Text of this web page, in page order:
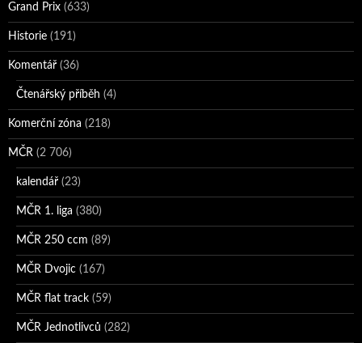
Grand Prix (633)
Historie (191)
Komentář (36)
Čtenářský příběh (4)
Komerční zóna (218)
MČR (2 706)
kalendář (23)
MČR 1. liga (380)
MČR 250 ccm (89)
MČR Dvojic (167)
MČR flat track (59)
MČR Jednotlivců (282)